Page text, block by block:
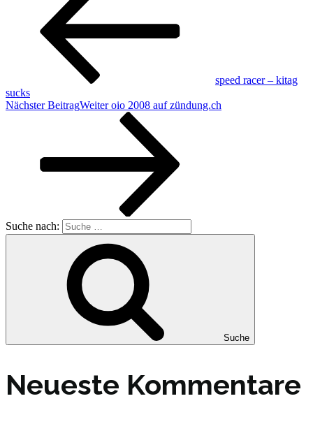
speed racer – kitag
sucks
Nächster BeitragWeiter oio 2008 auf zündung.ch
Suche nach:
Suche
Neueste Kommentare